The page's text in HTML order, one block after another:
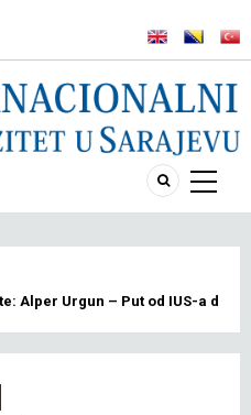
Alper Urgun – Put od IUS-a do